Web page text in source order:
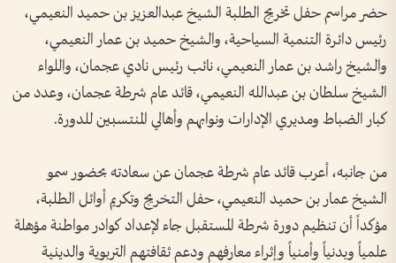
حضر مراسم حفل تخريج الطلبة الشيخ عبدالعزيز بن حميد النعيمي،
رئيس دائرة التنمية السياحية، والشيخ حميد بن عمار النعيمي،
والشيخ راشد بن عمار النعيمي، نائب رئيس نادي عجمان، واللواء
الشيخ سلطان بن عبدالله النعيمي، قائد عام شرطة عجمان، وعدد من
كبار الضباط ومديري الإدارات ونوابهم وأهالي المنتسبين للدورة.
من جانبه، أعرب قائد عام شرطة عجمان عن سعادته بحضور سمو
الشيخ عمار بن حميد النعيمي، حفل التخريج وتكريم أوائل الطلبة،
مؤكداً أن تنظيم دورة شرطة المستقبل جاء لإعداد كوادر مواطنة مؤهلة
علمياً وبدنياً وأمنياً وإثراء معارفهم ودعم ثقافتهم التربوية والدينية